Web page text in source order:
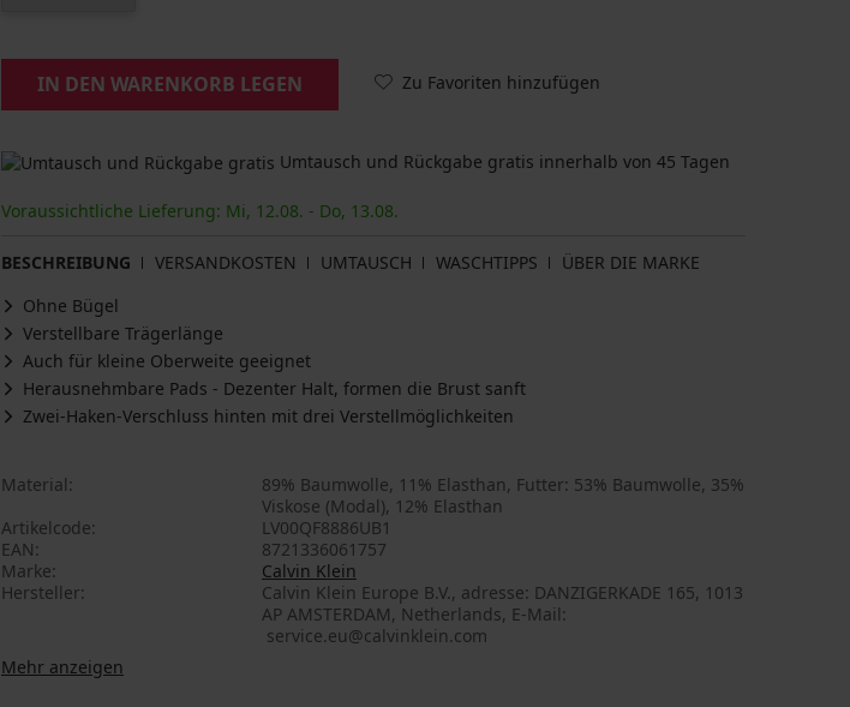
IN DEN WARENKORB LEGEN Zu Favoriten hinzufügen
Umtausch und Rückgabe gratis innerhalb von 45 Tagen
Voraussichtliche Lieferung: Mi, 12.08. - Do, 13.08.
BESCHREIBUNG VERSANDKOSTEN UMTAUSCH WASCHTIPPS
ÜBER DIE MARKE
Ohne Bügel
Verstellbare Trägerlänge
Auch für kleine Oberweite geeignet
Herausnehmbare Pads - Dezenter Halt, formen die Brust sanft
Zwei-Haken-Verschluss hinten mit drei Verstellmöglichkeiten
Material
89% Baumwolle, 11% Elasthan, Futter: 53% Baumwolle, 35%
Viskose (Modal), 12% Elasthan
Artikelcode
LV00QF8886UB1
EAN
8721336061757
Marke
Calvin Klein
Hersteller
Calvin Klein Europe B.V., adresse: DANZIGERKADE 165, 1013
AP AMSTERDAM, Netherlands, E-Mail:
service.eu@calvinklein.com
Mehr anzeigen